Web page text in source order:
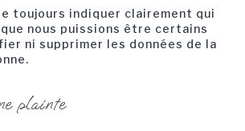
toujours indiquer clairement qui
nous puissions être certains
ni supprimer les données de la
plainte